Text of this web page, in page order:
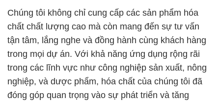
Chúng tôi không chỉ cung cấp các sản phẩm hóa
chất chất lượng cao mà còn mang đến sự tư vấn
tận tâm, lắng nghe và đồng hành cùng khách hàng
trong mọi dự án. Với khả năng ứng dụng rộng rãi
trong các lĩnh vực như công nghiệp sản xuất, nông
nghiệp, và dược phẩm, hóa chất của chúng tôi đã
đóng góp quan trọng vào sự phát triển và tăng